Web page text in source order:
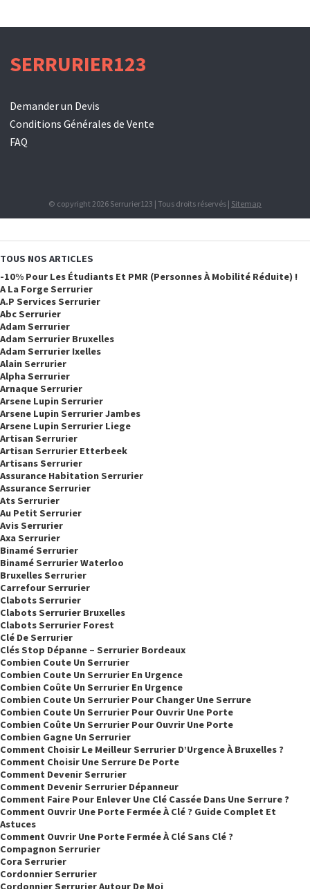
SERRURIER123
Demander un Devis
Conditions Générales de Vente
FAQ
© copyright 2026 Serrurier123 | Tous droits réservés | Sitemap
TOUS NOS ARTICLES
-10% Pour Les Étudiants Et PMR (personnes À Mobilité Réduite) !
A La Forge Serrurier
A.p Services Serrurier
Abc Serrurier
Adam Serrurier
Adam Serrurier Bruxelles
Adam Serrurier Ixelles
Alain Serrurier
Alpha Serrurier
Arnaque Serrurier
Arsene Lupin Serrurier
Arsene Lupin Serrurier Jambes
Arsene Lupin Serrurier Liege
Artisan Serrurier
Artisan Serrurier Etterbeek
Artisans Serrurier
Assurance Habitation Serrurier
Assurance Serrurier
Ats Serrurier
Au Petit Serrurier
Avis Serrurier
Axa Serrurier
Binamé Serrurier
Binamé Serrurier Waterloo
Bruxelles Serrurier
Carrefour Serrurier
Clabots Serrurier
Clabots Serrurier Bruxelles
Clabots Serrurier Forest
Clé De Serrurier
Clés Stop Dépanne – Serrurier Bordeaux
Combien Coute Un Serrurier
Combien Coute Un Serrurier En Urgence
Combien Coûte Un Serrurier En Urgence
Combien Coute Un Serrurier Pour Changer Une Serrure
Combien Coute Un Serrurier Pour Ouvrir Une Porte
Combien Coûte Un Serrurier Pour Ouvrir Une Porte
Combien Gagne Un Serrurier
Comment Choisir Le Meilleur Serrurier D’Urgence À Bruxelles ?
Comment Choisir Une Serrure De Porte
Comment Devenir Serrurier
Comment Devenir Serrurier Dépanneur
Comment Faire Pour Enlever Une Clé Cassée Dans Une Serrure ?
Comment Ouvrir Une Porte Fermée À Clé ? Guide Complet Et
Astuces
Comment Ouvrir Une Porte Fermée À Clé Sans Clé ?
Compagnon Serrurier
Cora Serrurier
Cordonnier Serrurier
Cordonnier Serrurier Autour De Moi